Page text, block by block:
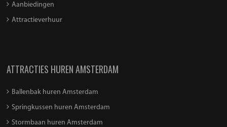
Aanbiedingen
Attractieverhuur
ATTRACTIES HUREN AMSTERDAM
Ballenbak huren Amsterdam
Springkussen huren Amsterdam
Stormbaan huren Amsterdam